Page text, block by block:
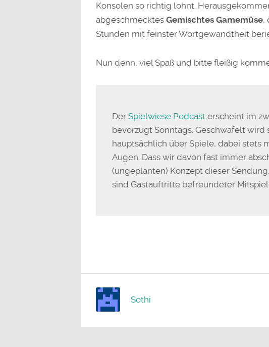
Konsolen so richtig lohnt.
abgeschmecktes Gemischtes Gamemüse,
Stunden mit feinster Wortgewandtheit
Nun denn, viel Spaß und bitte fleißig
Der Spielwiese Podcast erscheint im
bevorzugt Sonntags. Geschwafelt
hauptsächlich über Spiele, dabei stets
Augen. Dass wir davon fast immer
(ungeplanten) Konzept dieser
sind Gastauftritte befreundeter
Sothi